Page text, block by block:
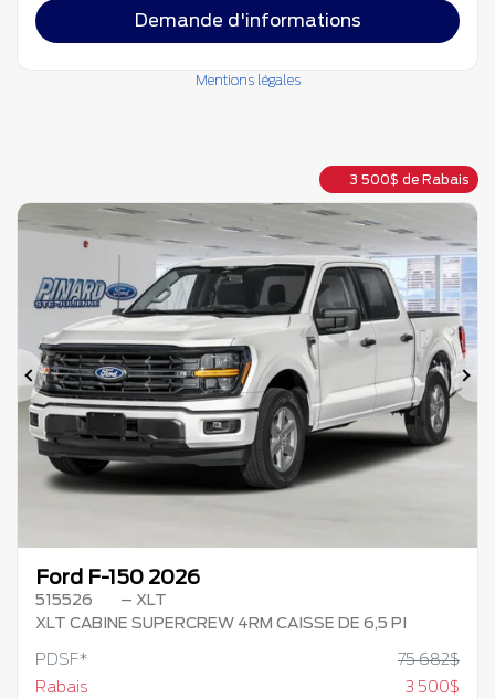
Demande d'informations
Mentions légales
3 500$ de Rabais
Précédent
Ford F-150 2026
515526
– XLT
XLT CABINE SUPERCREW 4RM CAISSE DE 6,5 PI
PDSF* 75 682$
Rabais
3 500$